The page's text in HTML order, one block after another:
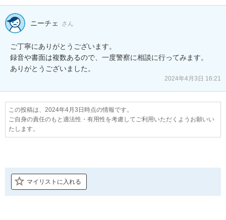
ニーチェ さん
ご丁寧にありがとうございます。
録音や書面は複数あるので、一度警察に相談に行ってみます。
ありがとうございました。
2024年4月3日 16:21
この投稿は、2024年4月3日時点の情報です。
ご自身の責任のもと適法性・有用性を考慮してご利用いただくようお願いい
たします。
マイリストに入れる